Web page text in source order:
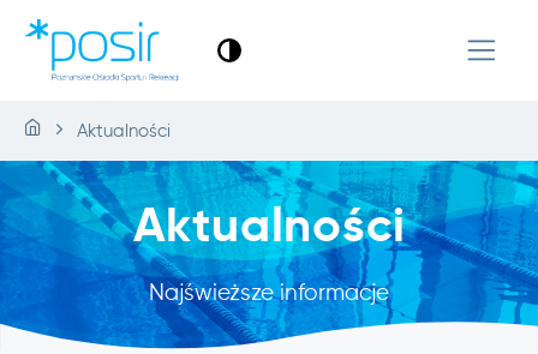
Aktualności
Aktualności
Najświeższe informacje